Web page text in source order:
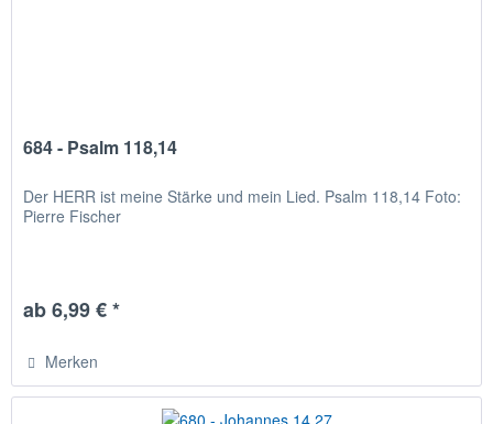
684 - Psalm 118,14
Der HERR ist meine Stärke und mein Lied. Psalm 118,14 Foto:
Pierre Fischer
ab 6,99 € *
Merken